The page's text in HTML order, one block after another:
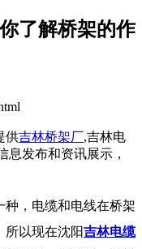
了解桥架的作
供吉林桥架厂,吉林电
息发布和资讯展示，
种，电缆和电线在桥架
所以现在沈阳吉林电缆